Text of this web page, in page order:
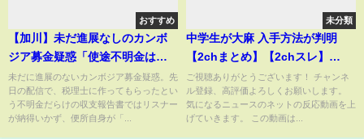
おすすめ
【加川】未だ進展なしのカンボ
ジア募金疑惑「使途不明金は身
銭切れ!」便所太郎が更生できる
道
未だに進展のないカンボジア募金疑惑。先
日の配信で、税理士に作ってもらったとい
う不明金だらけの収支報告書ではリスナー
が納得いかず、便所自身が「...
未分類
中学生が大麻 入手方法が判明
【2chまとめ】【2chスレ】
【5chスレ】
ご視聴ありがとうございます！ チャンネ
ル登録、高評価よろしくお願いします。
気になるニュースのネットの反応動画を上
げていきます。 この動画は...